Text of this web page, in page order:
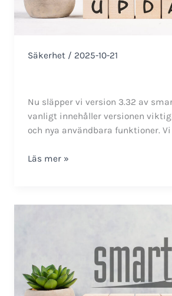
Säkerhet / 2025-10-21
Nu släpper vi version 3.32 av
vanligt innehåller versionen
och nya användbara funktioner.
Ny
Läs mer »